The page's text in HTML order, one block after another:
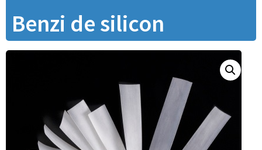
Benzi de silicon